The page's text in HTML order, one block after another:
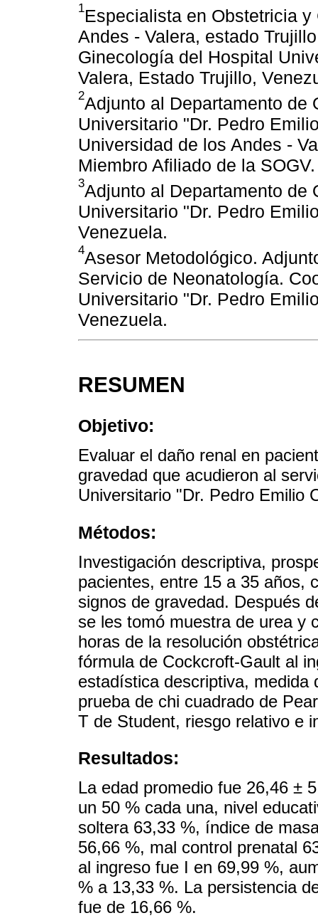
1Especialista en Obstetricia
Andes - Valera, estado
Ginecología del Hospital
Valera, Estado Trujillo,
2Adjunto al Departamento de
Universitario "Dr. Pedro
Universidad de los Andes -
Miembro Afiliado de la SOGV.
3Adjunto al Departamento de
Universitario "Dr. Pedro
Venezuela.
4Asesor Metodológico.
Servicio de Neonatología.
Universitario "Dr. Pedro
Venezuela.
RESUMEN
Objetivo:
Evaluar el daño renal en
gravedad que acudieron al
Universitario "Dr. Pedro Emilio
Métodos:
Investigación descriptiva,
pacientes, entre 15 a 35 años,
signos de gravedad. Después
se les tomó muestra de urea y
horas de la resolución
fórmula de Cockcroft-Gault al
estadística descriptiva, medida
prueba de chi cuadrado de
T de Student, riesgo relativo e
Resultados:
La edad promedio fue 26,46 ±
un 50 % cada una, nivel
soltera 63,33 %, índice de
56,66 %, mal control prenatal
al ingreso fue I en 69,99 %,
% a 13,33 %. La persistencia
fue de 16,66 %.